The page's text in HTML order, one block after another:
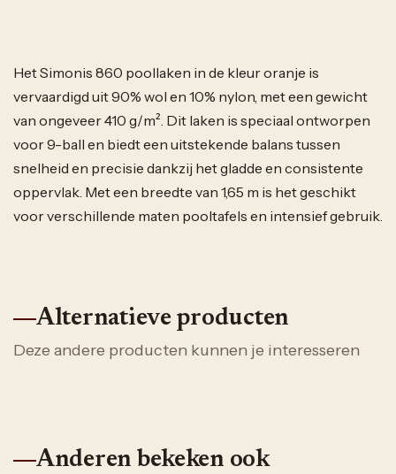
Het Simonis 860 poollaken in de kleur oranje is
vervaardigd uit 90% wol en 10% nylon, met een gewicht
van ongeveer 410 g/m². Dit laken is speciaal ontworpen
voor 9-ball en biedt een uitstekende balans tussen
snelheid en precisie dankzij het gladde en consistente
oppervlak. Met een breedte van 1,65 m is het geschikt
voor verschillende maten pooltafels en intensief gebruik.
Alternatieve producten
Deze andere producten kunnen je interesseren
Anderen bekeken ook